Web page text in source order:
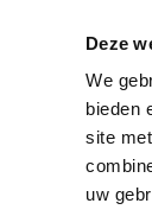
Deze
We
bieden
site
uw